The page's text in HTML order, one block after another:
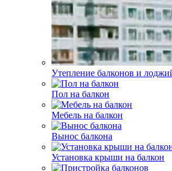
Утепление балконов и
Пол на балкон
Мебель на балкон
Вынос балкона
Установка крыши на балкон